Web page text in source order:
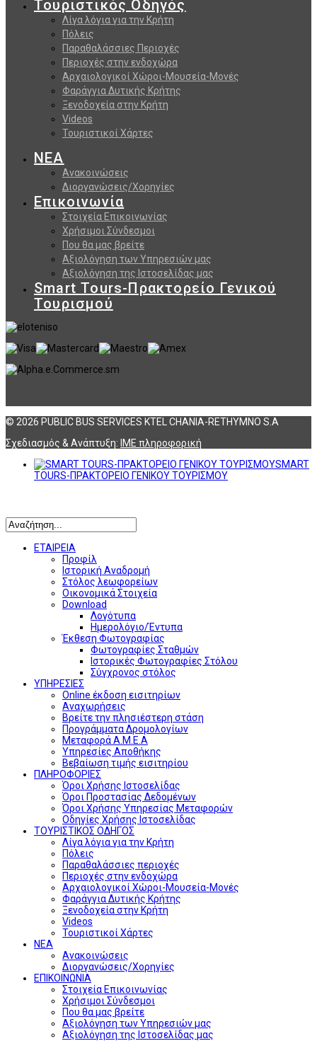
Τουριστικός Οδηγός
Λίγα λόγια για την Κρήτη
Πόλεις
Παραθαλάσσιες Περιοχές
Περιοχές στην ενδοχώρα
Αρχαιολογικοί Χώροι-Μουσεία-Μονές
Φαράγγια Δυτικής Κρήτης
Ξενοδοχεία στην Κρήτη
Videos
Τουριστικοί Χάρτες
ΝΕΑ
Ανακοινώσεις
Διοργανώσεις/Χορηγίες
Επικοινωνία
Στοιχεία Επικοινωνίας
Χρήσιμοι Σύνδεσμοι
Που θα μας βρείτε
Αξιολόγηση των Υπηρεσιών μας
Αξιολόγηση της Ιστοσελίδας μας
Smart Tours-Πρακτορείο Γενικού
Τουρισμού
© 2026 PUBLIC BUS SERVICES KTEL CHANIA-RETHYMNO S.A
Σχεδιασμός & Ανάπτυξη: ΙΜΕ πληροφορική
SMART
TOURS-ΠΡΑΚΤΟΡΕΙΟ ΓΕΝΙΚΟΥ ΤΟΥΡΙΣΜΟΥ
ΕΤΑΙΡΕΙΑ
Προφίλ
Ιστορική Αναδρομή
Στόλος λεωφορείων
Οικονομικά Στοιχεία
Download
Λογότυπα
Ημερολόγιο/Έντυπα
Έκθεση Φωτογραφίας
Φωτογραφίες Σταθμών
Ιστορικές Φωτογραφίες Στόλου
Σύγχρονος στόλος
ΥΠΗΡΕΣΙΕΣ
Online έκδοση εισιτηρίων
Αναχωρήσεις
Βρείτε την πλησιέστερη στάση
Προγράμματα Δρομολογίων
Μεταφορά Α.Μ.Ε.Α
Υπηρεσίες Αποθήκης
Βεβαίωση τιμής εισιτηρίου
ΠΛΗΡΟΦΟΡΙΕΣ
Όροι Χρήσης Ιστοσελίδας
Όροι Προστασίας Δεδομένων
Όροι Χρήσης Υπηρεσίας Μεταφορών
Οδηγίες Χρήσης Ιστοσελίδας
ΤΟΥΡΙΣΤΙΚΟΣ ΟΔΗΓΟΣ
Λίγα λόγια για την Κρήτη
Πόλεις
Παραθαλάσσιες περιοχές
Περιοχές στην ενδοχώρα
Αρχαιολογικοί Χώροι-Μουσεία-Μονές
Φαράγγια Δυτικής Κρήτης
Ξενοδοχεία στην Κρήτη
Videos
Τουριστικοί Χάρτες
ΝΕΑ
Ανακοινώσεις
Διοργανώσεις/Χορηγίες
ΕΠΙΚΟΙΝΩΝΙΑ
Στοιχεία Επικοινωνίας
Χρήσιμοι Σύνδεσμοι
Που θα μας βρείτε
Αξιολόγηση των Υπηρεσιών μας
Αξιολόγηση της Ιστοσελίδας μας